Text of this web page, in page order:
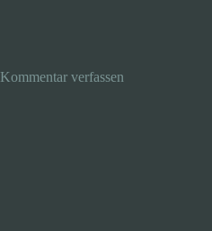
Kommentar verfassen